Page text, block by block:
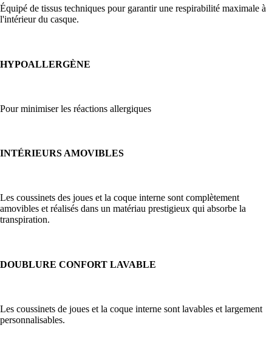
Équipé de tissus techniques pour garantir une respirabilité maximale à
l'intérieur du casque.
HYPOALLERGÈNE
Pour minimiser les réactions allergiques
INTÉRIEURS AMOVIBLES
Les coussinets des joues et la coque interne sont complètement
amovibles et réalisés dans un matériau prestigieux qui absorbe la
transpiration.
DOUBLURE CONFORT LAVABLE
Les coussinets de joues et la coque interne sont lavables et largement
personnalisables.